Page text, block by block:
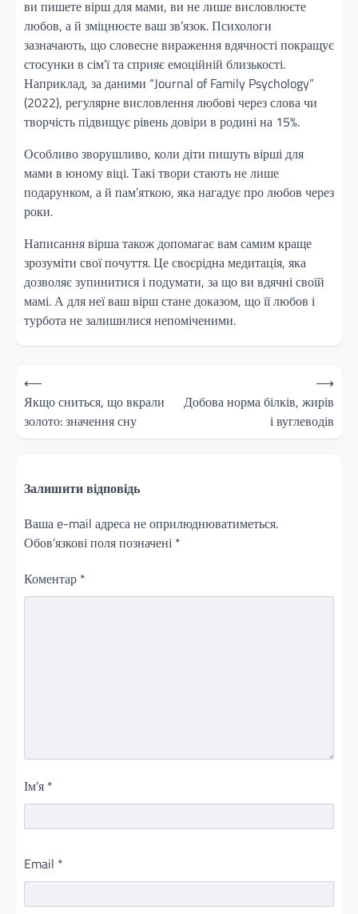
ви пишете вірш для мами, ви не лише висловлюєте
любов, а й зміцнюєте ваш зв’язок. Психологи
зазначають, що словесне вираження вдячності покращує
стосунки в сім’ї та сприяє емоційній близькості.
Наприклад, за даними “Journal of Family Psychology”
(2022), регулярне висловлення любові через слова чи
творчість підвищує рівень довіри в родині на 15%.
Особливо зворушливо, коли діти пишуть вірші для
мами в юному віці. Такі твори стають не лише
подарунком, а й пам’яткою, яка нагадує про любов через
роки.
Написання вірша також допомагає вам самим краще
зрозуміти свої почуття. Це своєрідна медитація, яка
дозволяє зупинитися і подумати, за що ви вдячні своїй
мамі. А для неї ваш вірш стане доказом, що її любов і
турбота не залишилися непоміченими.
Навігація
записів
⟵
Якщо сниться, що вкрали
золото: значення сну
Добова норма білків, жирів
і вуглеводів
⟶
Залишити відповідь
Ваша e-mail адреса не оприлюднюватиметься.
Обов’язкові поля позначені *
Коментар *
Ім'я *
Email *